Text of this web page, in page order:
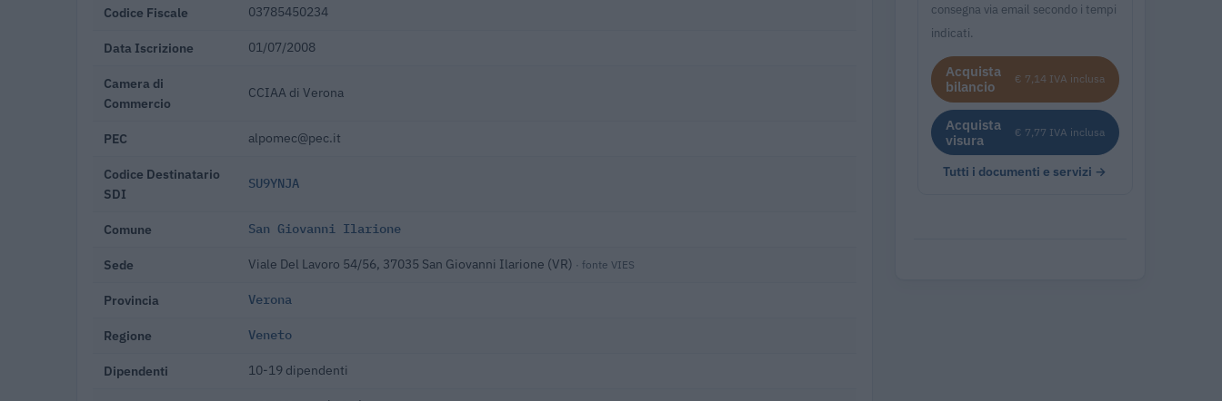
Codice Fiscale 03785450234
Data Iscrizione 01/07/2008
Camera di
Commercio
CCIAA di Verona
PEC alpomec@pec.it
Codice Destinatario
SDI
SU9YNJA
Comune San Giovanni Ilarione
Sede Viale Del Lavoro 54/56, 37035 San Giovanni Ilarione (VR) · fonte VIES
Provincia Verona
Regione Veneto
Dipendenti 10-19 dipendenti
consegna via email secondo i tempi
indicati.
Acquista
bilancio
€ 7,14 IVA inclusa
Acquista
visura
€ 7,77 IVA inclusa
Tutti i documenti e servizi →